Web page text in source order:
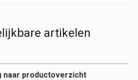
artikelen
naar productoverzicht